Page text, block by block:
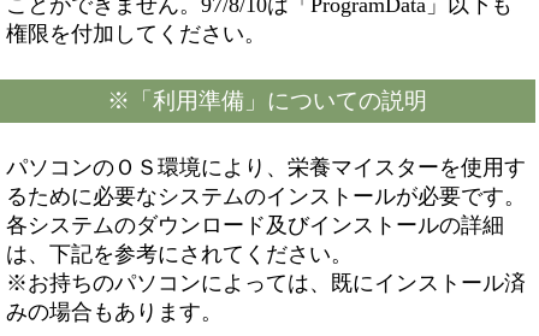
ことができません。97/8/10は「ProgramData」以下も
権限を付加してください。
※「利用準備」についての説明
パソコンのＯＳ環境により、栄養マイスターを使用す
るために必要なシステムのインストールが必要です。
各システムのダウンロード及びインストールの詳細
は、下記を参考にされてください。
※お持ちのパソコンによっては、既にインストール済
みの場合もあります。